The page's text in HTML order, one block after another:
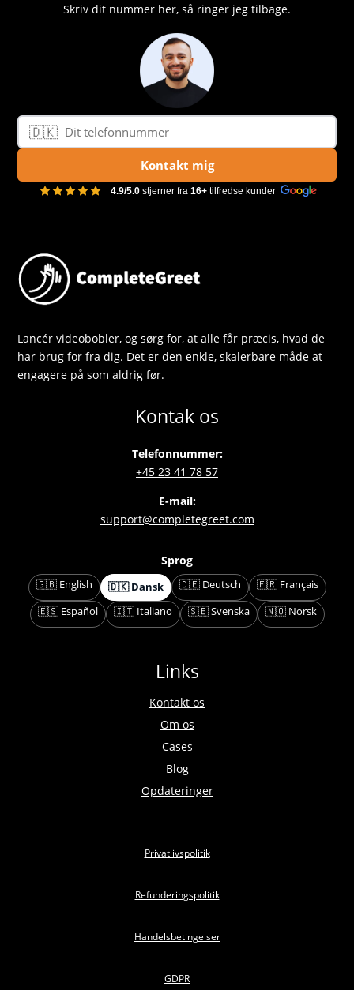
Skriv dit nummer her, så ringer jeg tilbage.
🇩🇰
Telefonnummer
Kontakt mig
4.9/5.0 stjerner fra 16+ tilfredse kunder
Lancér videobobler, og sørg for, at alle får præcis, hvad de
har brug for fra dig. Det er den enkle, skalerbare måde at
engagere på som aldrig før.
Kontak os
Telefonnummer:
+45 23 41 78 57
E-mail:
support@completegreet.com
Sprog
🇬🇧 English 🇩🇰 Dansk 🇩🇪 Deutsch
🇫🇷 Français
🇪🇸 Español
🇮🇹 Italiano 🇸🇪 Svenska 🇳🇴 Norsk
Links
Kontakt os
Om os
Cases
Blog
Opdateringer
Privatlivspolitik
Refunderingspolitik
Handelsbetingelser
GDPR